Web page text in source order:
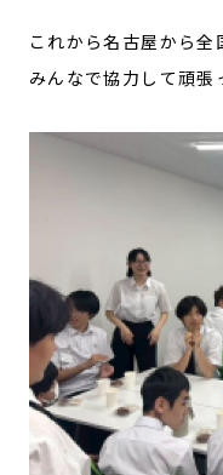
これから名古屋から全
みんなで協力して頑張